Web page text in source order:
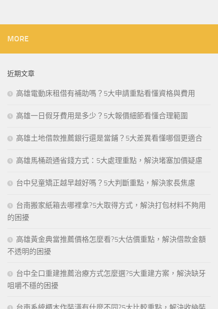
MORE
近期文章
高雄電動床租借有補助嗎？5大申請重點看懂資格與費用
高雄一日假牙費用是多少？5大報價細節看懂合理範圍
高雄土地借款推薦銀行還是當鋪？5大差異看懂哪個更適合
高雄馬桶疏通省錢方式：5大處理重點，解決堵塞加價疑慮
台中兒童矯正越早越好嗎？5大判斷重點，解決家長焦慮
台南搬家紙箱去哪裡拿?5大取得方式，解決打包材料不夠用
的困擾
高雄黃金典當推薦價格怎麼看?5大估價重點，解決借款金額
不透明的困擾
台中全口重建推薦治療方式怎麼選?5大重建方案，解決缺牙
咀嚼不穩的困擾